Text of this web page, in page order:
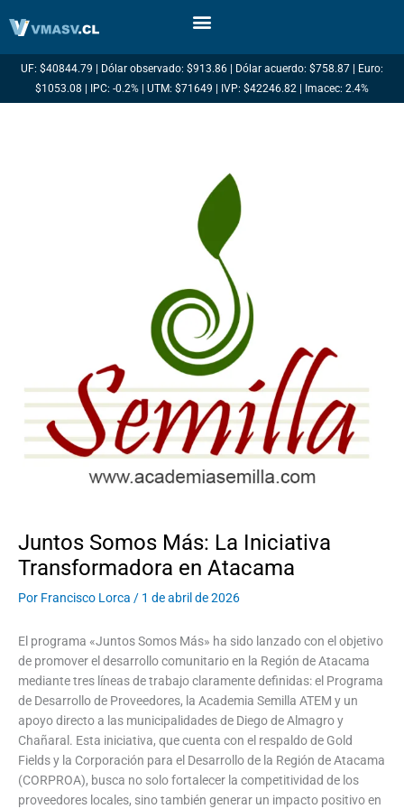
UF: $40844.79 | Dólar observado: $913.86 | Dólar acuerdo: $758.87 | Euro:
$1053.08 | IPC: -0.2% | UTM: $71649 | IVP: $42246.82 | Imacec: 2.4%
Juntos Somos Más: La Iniciativa
Transformadora en Atacama
Por Francisco Lorca / 1 de abril de 2026
El programa «Juntos Somos Más» ha sido lanzado con el objetivo
de promover el desarrollo comunitario en la Región de Atacama
mediante tres líneas de trabajo claramente definidas: el Programa
de Desarrollo de Proveedores, la Academia Semilla ATEM y un
apoyo directo a las municipalidades de Diego de Almagro y
Chañaral. Esta iniciativa, que cuenta con el respaldo de Gold
Fields y la Corporación para el Desarrollo de la Región de Atacama
(CORPROA), busca no solo fortalecer la competitividad de los
proveedores locales, sino también generar un impacto positivo en